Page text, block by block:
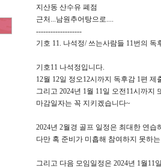
지산동 산수유 폐점
근처...남원추어탕으로....
-------------------
기호 11. 나석정/ 쓰는사람들 11번의 독
기호11 나석정입니다.
12월 12일 정오12시까지 독후감 1편 제
그리고 2024년 1월 11일 오전11시까지
마감일자는 꼭 지키겠습니다~
2024년 2월경 골프 일정은 최대한 연
다만 혹 준비가 미흡해 참여하지 못하
그리고 다음 모임일정은 2024년 1월11